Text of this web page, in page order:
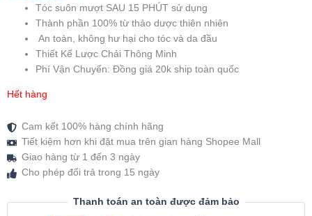
Tóc suôn mượt SAU 15 PHÚT sử dụng
Thành phần 100% từ thảo dược thiên nhiên
An toàn, không hư hại cho tóc và da đầu
Thiết Kế Lược Chải Thông Minh
Phí Vận Chuyển: Đồng giá 20k ship toàn quốc
Hết hàng
Cam kết 100% hàng chính hãng
Tiết kiệm hơn khi đặt mua trên gian hàng Shopee Mall
Giao hàng từ 1 đến 3 ngày
Cho phép đổi trả trong 15 ngày
Thanh toán an toàn được đảm bảo